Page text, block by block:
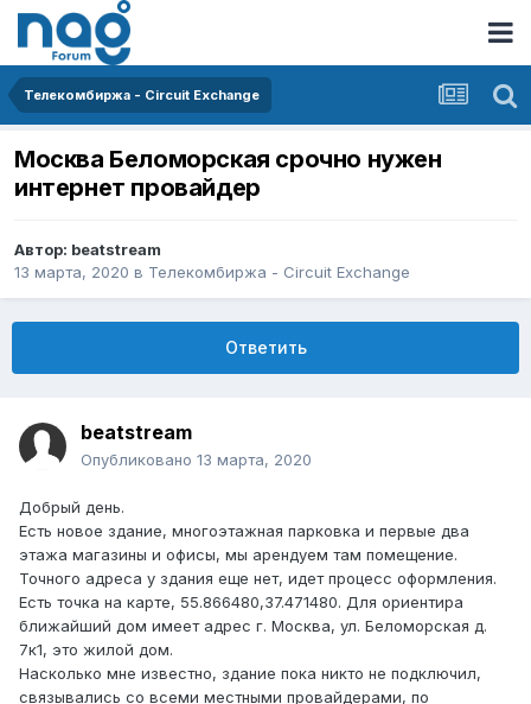
Телекомбиржа - Circuit Exchange
Москва Беломорская срочно нужен
интернет провайдер
Автор: beatstream
13 марта, 2020 в Телекомбиржа - Circuit Exchange
Ответить
beatstream
Опубликовано 13 марта, 2020
Добрый день.
Есть новое здание, многоэтажная парковка и первые два
этажа магазины и офисы, мы арендуем там помещение.
Точного адреса у здания еще нет, идет процесс оформления.
Есть точка на карте, 55.866480,37.471480. Для ориентира
ближайший дом имеет адрес г. Москва, ул. Беломорская д.
7к1, это жилой дом.
Насколько мне известно, здание пока никто не подключил,
связывались со всеми местными провайдерами, по